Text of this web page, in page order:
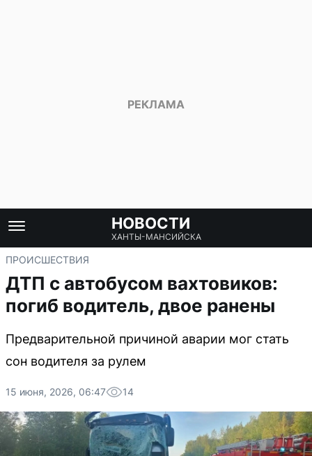
НОВОСТИ
ХАНТЫ-МАНСИЙСКА
ПРОИСШЕСТВИЯ
ДТП с автобусом вахтовиков:
погиб водитель, двое ранены
Предварительной причиной аварии мог стать
сон водителя за рулем
15 июня, 2026, 06:47 14